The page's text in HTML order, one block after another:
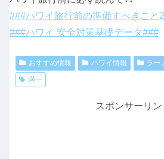
###ハワイ旅行前の準備すべきこと
###ハワイ 安全対策基礎データ###
おすすめ情報 ハワイ情報 ラー
満一
スポンサーリン